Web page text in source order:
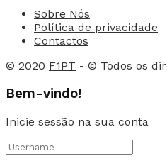
Sobre Nós
Política de privacidade
Contactos
© 2020 F1PT - © Todos os
Bem-vindo!
Inicie sessão na sua conta